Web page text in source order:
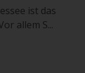
ist das
allem S...